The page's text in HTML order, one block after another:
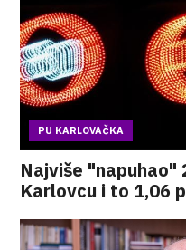
PU KARLOVAČKA
Najviše "napuhao"
Karlovcu i to 1,06